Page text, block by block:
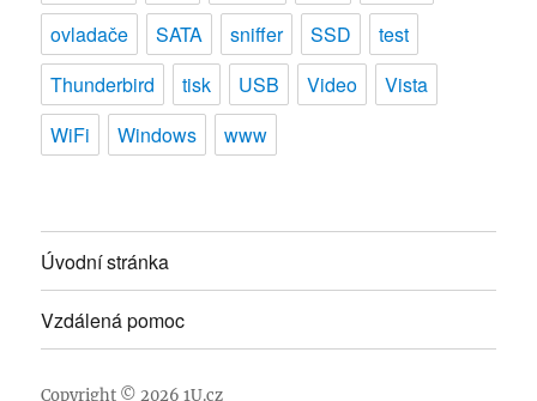
ovladače
SATA sniffer SSD
test
Thunderbird
tisk USB Video
Vista
WiFi
Windows www
Úvodní stránka
Vzdálená pomoc
Copyright © 20261U.cz